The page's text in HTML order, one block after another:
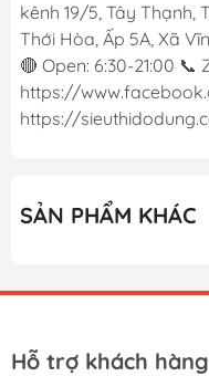
kênh 19/5, Tây Thạnh,
Thới Hòa, Ấp 5A, Xã
🔴 Open: 6:30-21:00 📞
https://
https://
SẢN PHẨM KHÁC
Hỗ trợ khách hàng